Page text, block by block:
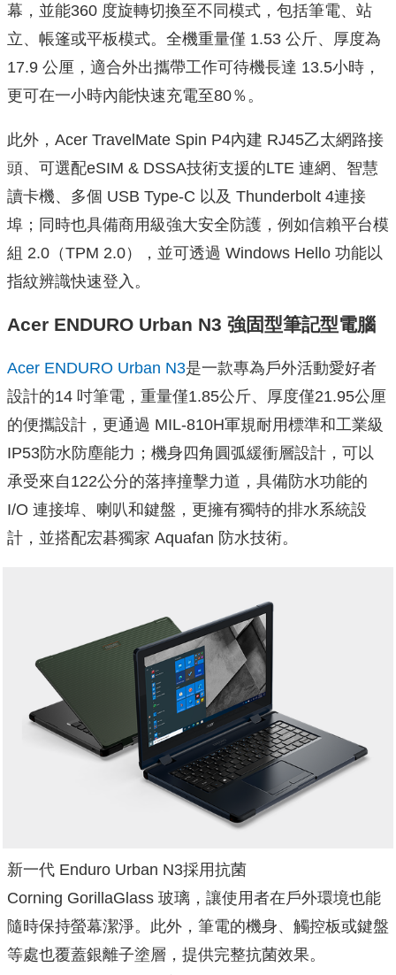
幕，並能360 度旋轉切換至不同模式，包括筆電、站
立、帳篷或平板模式。全機重量僅 1.53 公斤、厚度為
17.9 公厘，適合外出攜帶工作可待機長達 13.5小時，
更可在一小時內能快速充電至80％。
此外，Acer TravelMate Spin P4內建 RJ45乙太網路接
頭、可選配eSIM & DSSA技術支援的LTE 連網、智慧
讀卡機、多個 USB Type-C 以及 Thunderbolt 4連接
埠；同時也具備商用級強大安全防護，例如信賴平台模
組 2.0（TPM 2.0），並可透過 Windows Hello 功能以
指紋辨識快速登入。
Acer ENDURO Urban N3 強固型筆記型電腦
Acer ENDURO Urban N3是一款專為戶外活動愛好者
設計的14 吋筆電，重量僅1.85公斤、厚度僅21.95公厘
的便攜設計，更通過 MIL-810H軍規耐用標準和工業級
IP53防水防塵能力；機身四角圓弧緩衝層設計，可以
承受來自122公分的落摔撞擊力道，具備防水功能的
I/O 連接埠、喇叭和鍵盤，更擁有獨特的排水系統設
計，並搭配宏碁獨家 Aquafan 防水技術。
新一代 Enduro Urban N3採用抗菌
Corning GorillaGlass 玻璃，讓使用者在戶外環境也能
隨時保持螢幕潔淨。此外，筆電的機身、觸控板或鍵盤
等處也覆蓋銀離子塗層，提供完整抗菌效果。